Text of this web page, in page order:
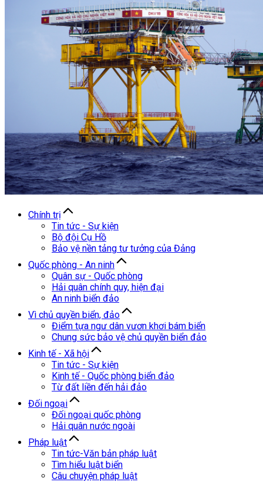
Chính trị
Tin tức - Sự kiện
Bộ đội Cụ Hồ
Bảo vệ nền tảng tư tưởng của Đảng
Quốc phòng - An ninh
Quân sự - Quốc phòng
Hải quân chính quy, hiện đại
An ninh biển đảo
Vì chủ quyền biển, đảo
Điểm tựa ngư dân vươn khơi bám biển
Chung sức bảo vệ chủ quyền biển đảo
Kinh tế - Xã hội
Tin tức - Sự kiện
Kinh tế - Quốc phòng biển đảo
Từ đất liền đến hải đảo
Đối ngoại
Đối ngoại quốc phòng
Hải quân nước ngoài
Pháp luật
Tin tức-Văn bản pháp luật
Tìm hiểu luật biển
Câu chuyện pháp luật